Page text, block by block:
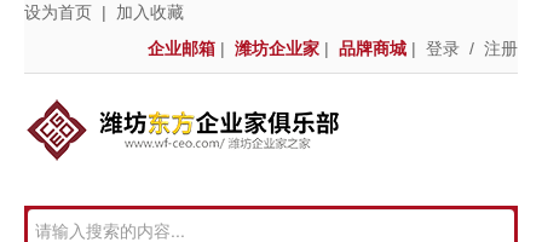
设为首页 | 加入收藏
企业邮箱 | 潍坊企业家 | 品牌商城 | 登录 / 注册